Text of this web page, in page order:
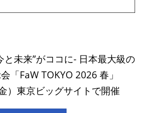
と未来”がココに- 日本最大級の
「FaW TOKYO 2026 春」
）東京ビッグサイトで開催